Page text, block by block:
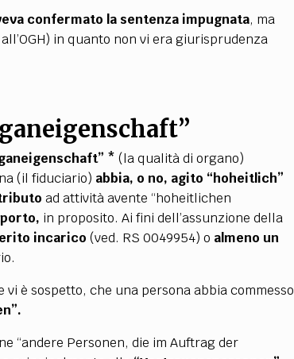
confermato la sentenza impugnata, ma
in quanto non vi era giurisprudenza
* (la qualità di organo)
(il fiduciario) abbia, o no, agito “hoheitlich”
ad attività avente “hoheitlichen
in proposito. Ai fini dell’assunzione della
incarico (ved. RS 0049954) o almeno un
è sospetto, che una persona abbia commesso
“andere Personen, die im Auftrag der